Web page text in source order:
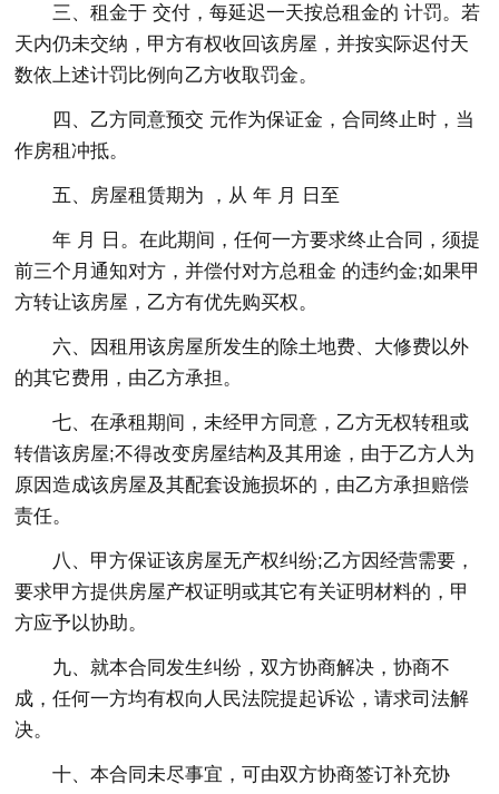
三、租金于 交付，每延迟一天按总租金的 计罚。若
天内仍未交纳，甲方有权收回该房屋，并按实际迟付天
数依上述计罚比例向乙方收取罚金。
四、乙方同意预交 元作为保证金，合同终止时，当
作房租冲抵。
五、房屋租赁期为 ，从 年 月 日至
年 月 日。在此期间，任何一方要求终止合同，须提
前三个月通知对方，并偿付对方总租金 的违约金;如果甲
方转让该房屋，乙方有优先购买权。
六、因租用该房屋所发生的除土地费、大修费以外
的其它费用，由乙方承担。
七、在承租期间，未经甲方同意，乙方无权转租或
转借该房屋;不得改变房屋结构及其用途，由于乙方人为
原因造成该房屋及其配套设施损坏的，由乙方承担赔偿
责任。
八、甲方保证该房屋无产权纠纷;乙方因经营需要，
要求甲方提供房屋产权证明或其它有关证明材料的，甲
方应予以协助。
九、就本合同发生纠纷，双方协商解决，协商不
成，任何一方均有权向人民法院提起诉讼，请求司法解
决。
十、本合同未尽事宜，可由双方协商签订补充协